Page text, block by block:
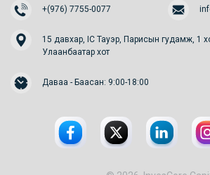
+(976) 7755-0077
15 давхар, IC Тауэр, Парисын гудамж, 1
Улаанбаатар хот
Даваа - Баасан: 9:00-18:00